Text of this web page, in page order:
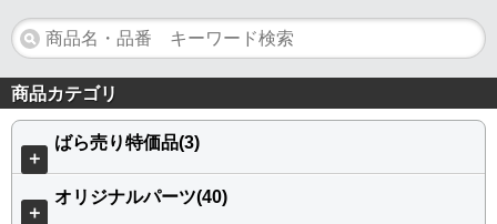
商品カテゴリ
＋
ばら売り特価品(3)
＋
オリジナルパーツ(40)